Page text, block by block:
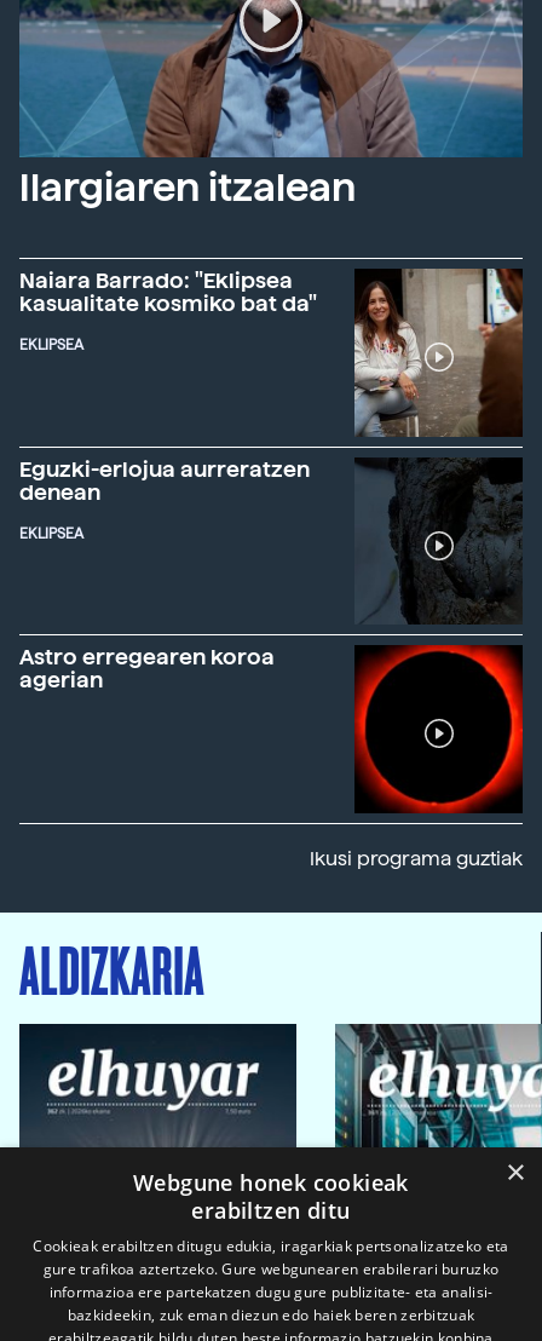
Ilargiaren itzalean
Naiara Barrado: "Eklipsea
kasualitate kosmiko bat da"
EKLIPSEA
Eguzki-erlojua aurreratzen
denean
EKLIPSEA
Astro erregearen koroa
agerian
Ikusi programa guztiak
ALDIZKARIA
×
Webgune honek cookieak
erabiltzen ditu
Cookieak erabiltzen ditugu edukia, iragarkiak pertsonalizatzeko eta
gure trafikoa aztertzeko. Gure webgunearen erabilerari buruzko
informazioa ere partekatzen dugu gure publizitate- eta analisi-
bazkideekin, zuk eman diezun edo haiek beren zerbitzuak